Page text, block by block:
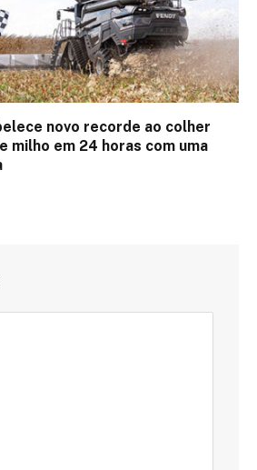
novo recorde ao colher
milho em 24 horas com uma